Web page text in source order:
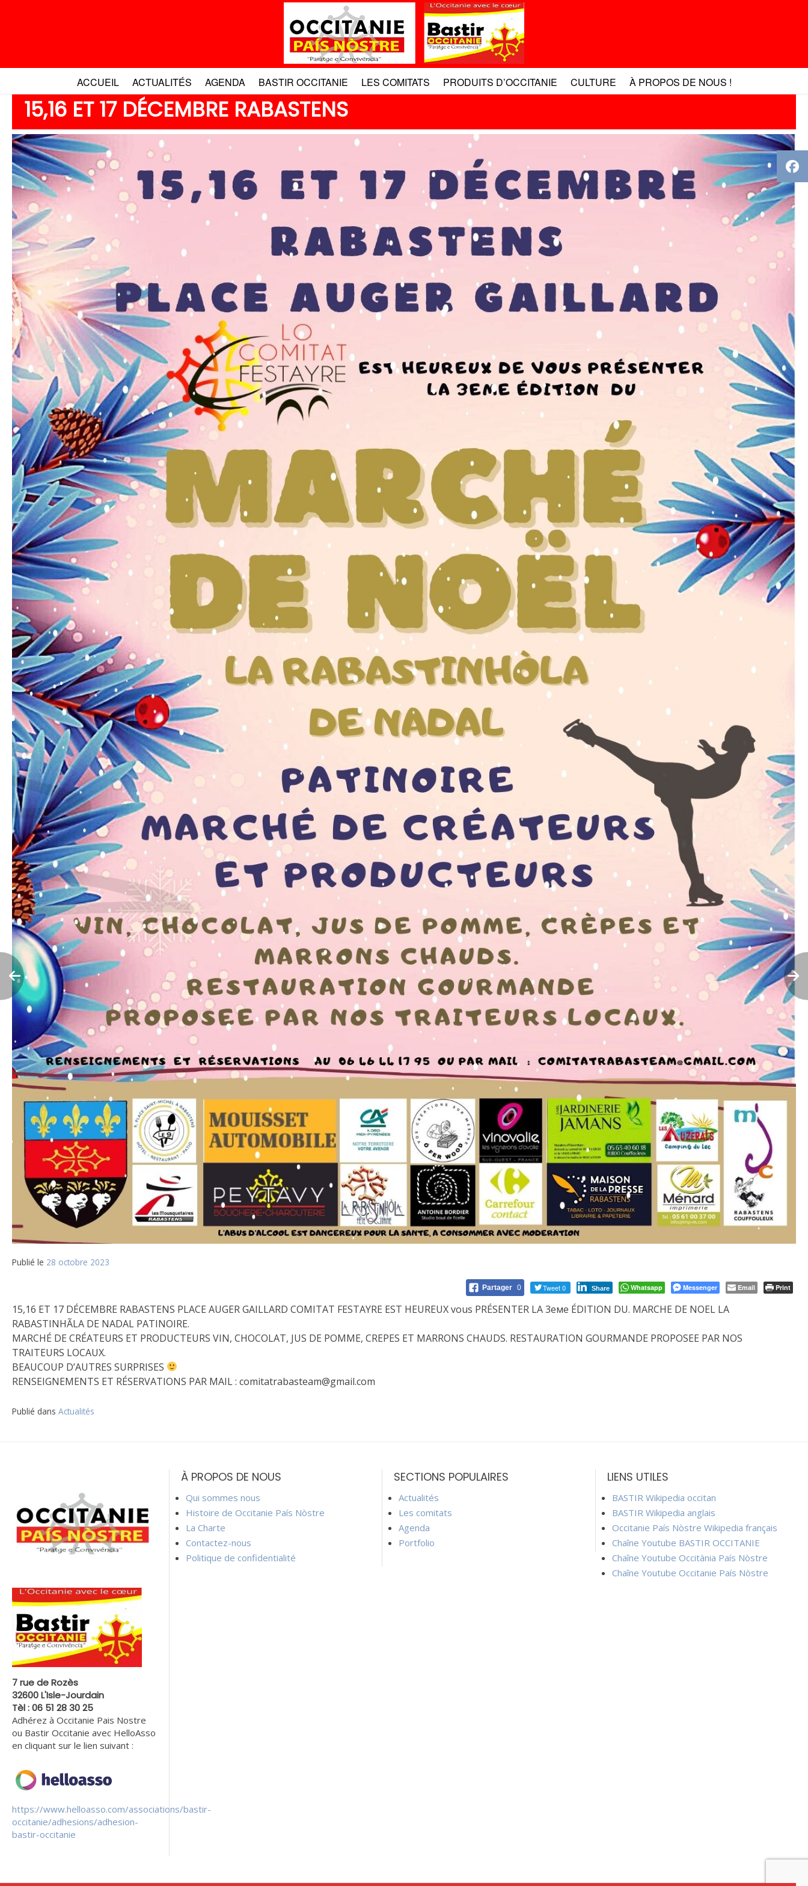
ACCUEIL ACTUALITÉS AGENDA BASTIR OCCITANIE LES COMITATS PRODUITS D’OCCITANIE CULTURE À PROPOS DE NOUS !
15,16 ET 17 DÉCEMBRE RABASTENS
Publié le 28 octobre 2023
Partager 0 Tweet 0 Share Whatsapp Messenger Email Print
15,16 ET 17 DÉCEMBRE RABASTENS PLACE AUGER GAILLARD COMITAT FESTAYRE EST HEUREUX vous PRÉSENTER LA 3еме ÉDITION DU. MARCHE DE NOEL LA
RABASTINHÃLA DE NADAL PATINOIRE.
MARCHÉ DE CRÉATEURS ET PRODUCTEURS VIN, CHOCOLAT, JUS DE POMME, CREPES ET MARRONS CHAUDS. RESTAURATION GOURMANDE PROPOSEE PAR NOS
TRAITEURS LOCAUX.
BEAUCOUP D’AUTRES SURPRISES
RENSEIGNEMENTS ET RÉSERVATIONS PAR MAIL : comitatrabasteam@gmail.com
Publié dans Actualités
l’article
7 rue de Rozès
32600 L'Isle-Jourdain
Tèl : 06 51 28 30 25
Adhérez à Occitanie Pais Nostre
ou Bastir Occitanie avec HelloAsso
en cliquant sur le lien suivant :
https://www.helloasso.com/associations/bastir-
occitanie/adhesions/adhesion-
bastir-occitanie
À PROPOS DE NOUS
Qui sommes nous
Histoire de Occitanie País Nòstre
La Charte
Contactez-nous
Politique de confidentialité
SECTIONS POPULAIRES
Actualités
Les comitats
Agenda
Portfolio
LIENS UTILES
BASTIR Wikipedia occitan
BASTIR Wikipedia anglais
Occitanie País Nòstre Wikipedia français
Chaîne Youtube BASTIR OCCITANIE
Chaîne Youtube Occitània País Nòstre
Chaîne Youtube Occitanie País Nòstre